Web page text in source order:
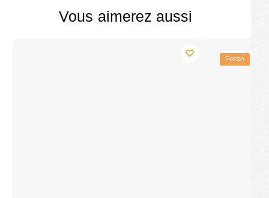
Vous aimerez aussi
Perso